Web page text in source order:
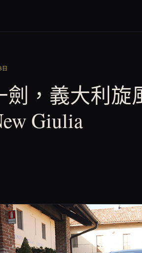
劍，義大利旋
Giulia